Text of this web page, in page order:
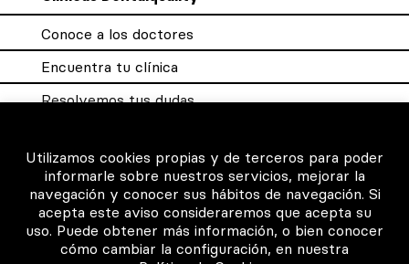
Conoce a los doctores
Encuentra tu clínica
Resolvemos tus dudas
Para los profesionales
Consigue tu certificado
Utilizamos cookies propias y de terceros para poder
informarle sobre nuestros servicios, mejorar la
navegación y conocer sus hábitos de navegación. Si
acepta este aviso consideraremos que acepta su
uso. Puede obtener más información, o bien conocer
cómo cambiar la configuración, en nuestra